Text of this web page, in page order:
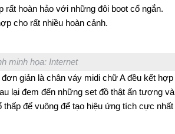
rất hoàn hảo với những đôi boot cổ ngắn.
cho rất nhiều hoàn cảnh.
minh họa: Internet
giản là chân váy midi chữ A đều kết hợp
lại đem đến những set đồ thật ấn tượng và
đế vuông để tạo hiệu ứng tích cực nhất